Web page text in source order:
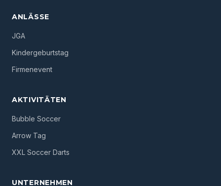
ANLÄSSE
JGA
Kindergeburtstag
Firmenevent
AKTIVITÄTEN
Bubble Soccer
Arrow Tag
XXL Soccer Darts
UNTERNEHMEN